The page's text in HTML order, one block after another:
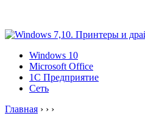
Windows 10
Microsoft Office
1C Предприятие
Сеть
Главная › › ›